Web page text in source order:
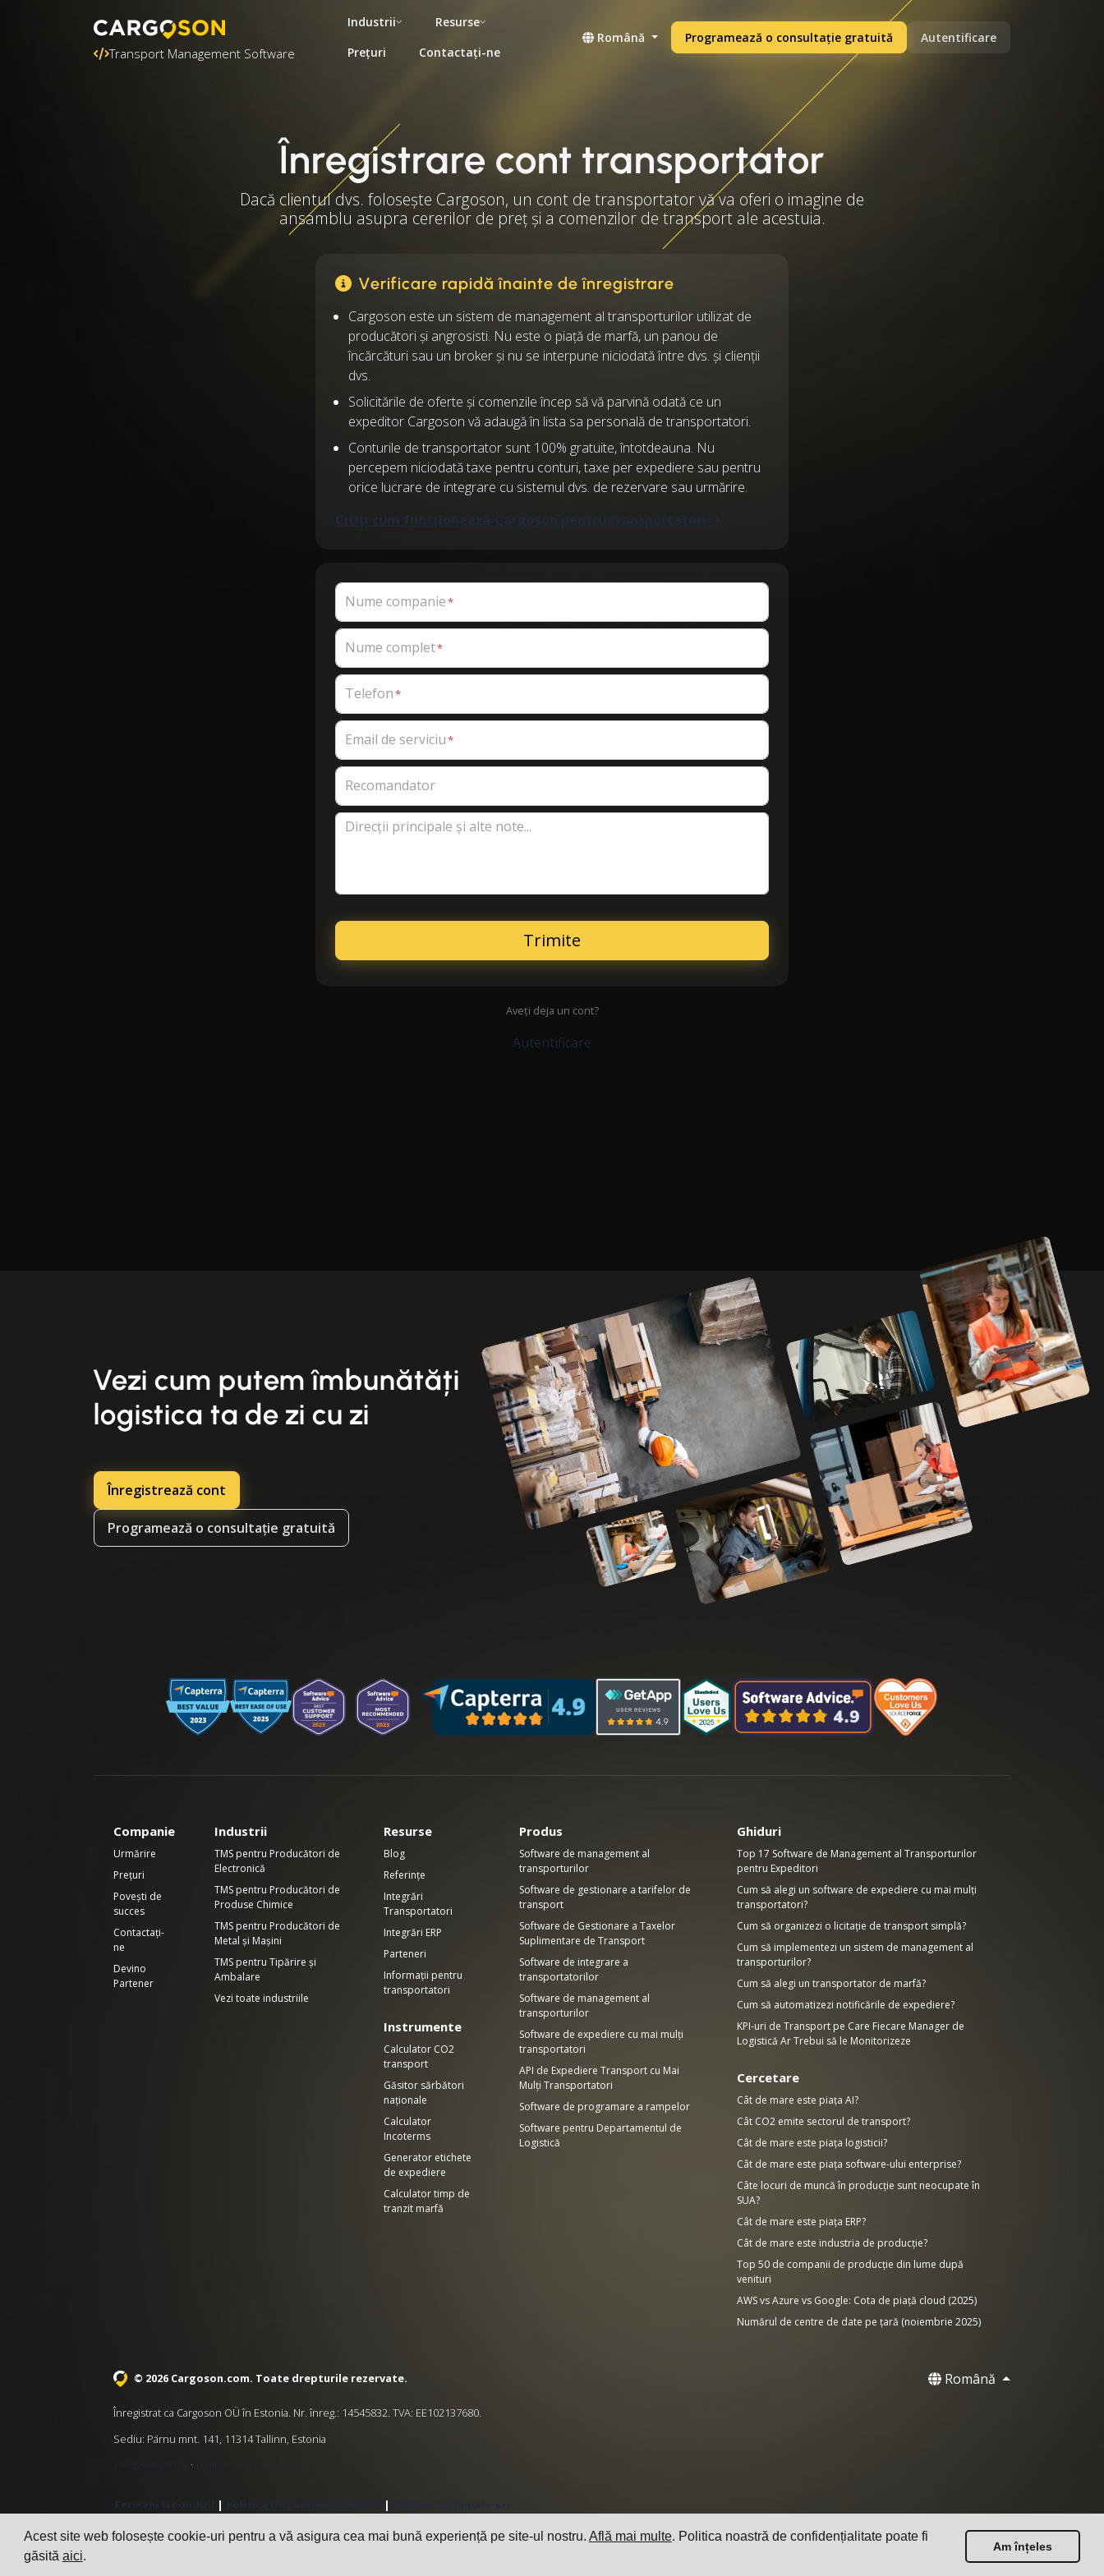
Acest site web folosește cookie-uri pentru a vă asigura cea mai bună experiență pe site-ul nostru. Află mai multe. Politica noastră de confidențialitate poate fi
găsită aici.
Am înțeles
Transport Management Software
Industrii
Resurse
Prețuri
Contactați-ne
Română Programează o consultație gratuită Autentificare
Înregistrare cont transportator
Dacă clientul dvs. folosește Cargoson, un cont de transportator vă va oferi o imagine de
ansamblu asupra cererilor de preț și a comenzilor de transport ale acestuia.
Verificare rapidă înainte de înregistrare
Cargoson este un sistem de management al transporturilor utilizat de
producători și angrosisti. Nu este o piață de marfă, un panou de
încărcături sau un broker și nu se interpune niciodată între dvs. și clienții
dvs.
Solicitările de oferte și comenzile încep să vă parvină odată ce un
expeditor Cargoson vă adaugă în lista sa personală de transportatori.
Conturile de transportator sunt 100% gratuite, întotdeauna. Nu
percepem niciodată taxe pentru conturi, taxe per expediere sau pentru
orice lucrare de integrare cu sistemul dvs. de rezervare sau urmărire.
Citiți cum funcționează Cargoson pentru transportatori →
Nume companie
Nume complet
Telefon
Email de serviciu
Recomandator
Direcții principale și alte note...
Trimite
Aveți deja un cont?
Autentificare
Vezi cum putem îmbunătăți
logistica ta de zi cu zi
Înregistrează cont
Programează o consultație gratuită
Companie
Urmărire
Prețuri
Povești de
succes
Contactați-
ne
Devino
Partener
Industrii
TMS pentru Producători de
Electronică
TMS pentru Producători de
Produse Chimice
TMS pentru Producători de
Metal și Mașini
TMS pentru Tipărire și
Ambalare
Vezi toate industriile
Resurse
Blog
Referințe
Integrări
Transportatori
Integrări ERP
Parteneri
Informații pentru
transportatori
Instrumente
Calculator CO2
transport
Găsitor sărbători
naționale
Calculator
Incoterms
Generator etichete
de expediere
Calculator timp de
tranzit marfă
Produs
Software de management al
transporturilor
Software de gestionare a tarifelor de
transport
Software de Gestionare a Taxelor
Suplimentare de Transport
Software de integrare a
transportatorilor
Software de management al
transporturilor
Software de expediere cu mai mulți
transportatori
API de Expediere Transport cu Mai
Mulți Transportatori
Software de programare a rampelor
Software pentru Departamentul de
Logistică
Ghiduri
Top 17 Software de Management al Transporturilor
pentru Expeditori
Cum să alegi un software de expediere cu mai mulți
transportatori?
Cum să organizezi o licitație de transport simplă?
Cum să implementezi un sistem de management al
transporturilor?
Cum să alegi un transportator de marfă?
Cum să automatizezi notificările de expediere?
KPI-uri de Transport pe Care Fiecare Manager de
Logistică Ar Trebui să le Monitorizeze
Cercetare
Cât de mare este piața AI?
Cât CO2 emite sectorul de transport?
Cât de mare este piața logisticii?
Cât de mare este piața software-ului enterprise?
Câte locuri de muncă în producție sunt neocupate în
SUA?
Cât de mare este piața ERP?
Cât de mare este industria de producție?
Top 50 de companii de producție din lume după
venituri
AWS vs Azure vs Google: Cota de piață cloud (2025)
Numărul de centre de date pe țară (noiembrie 2025)
© 2026 Cargoson.com. Toate drepturile rezervate. Română
Înregistrat ca Cargoson OÜ în Estonia. Nr. înreg.: 14545832. TVA: EE102137680.
Sediu: Pärnu mnt. 141, 11314 Tallinn, Estonia
+372 5555 0028
· hello@cargoson.com
Termeni și Condiții | Politica de Confidențialitate |